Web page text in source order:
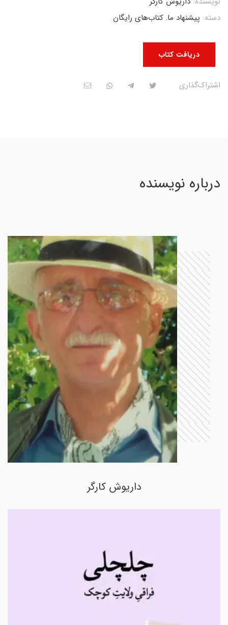
دریافت کتاب
دسته: پیشنهاد ما, کتاب‌های رایگان
اشتراک‌گذاری
درباره نویسنده
داریوش کارگر